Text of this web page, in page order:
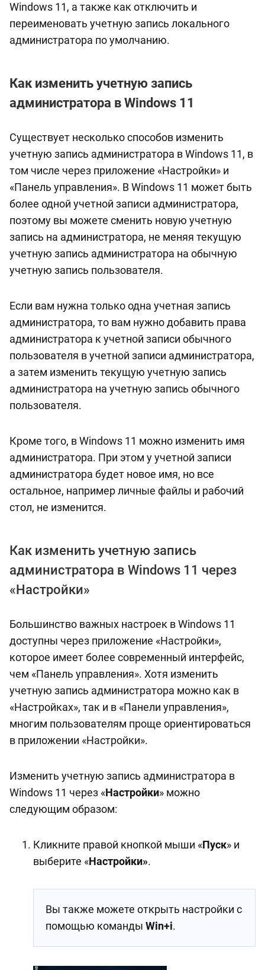
Windows 11, а также как отключить и
переименовать учетную запись локального
администратора по умолчанию.
Как изменить учетную запись
администратора в Windows 11
Существует несколько способов изменить
учетную запись администратора в Windows 11, в
том числе через приложение «Настройки» и
«Панель управления». В Windows 11 может быть
более одной учетной записи администратора,
поэтому вы можете сменить новую учетную
запись на администратора, не меняя текущую
учетную запись администратора на обычную
учетную запись пользователя.
Если вам нужна только одна учетная запись
администратора, то вам нужно добавить права
администратора к учетной записи обычного
пользователя в учетной записи администратора,
а затем изменить текущую учетную запись
администратора на учетную запись обычного
пользователя.
Кроме того, в Windows 11 можно изменить имя
администратора. При этом у учетной записи
администратора будет новое имя, но все
остальное, например личные файлы и рабочий
стол, не изменится.
Как изменить учетную запись
администратора в Windows 11 через
«Настройки»
Большинство важных настроек в Windows 11
доступны через приложение «Настройки»,
которое имеет более современный интерфейс,
чем «Панель управления». Хотя изменить
учетную запись администратора можно как в
«Настройках», так и в «Панели управления»,
многим пользователям проще ориентироваться
в приложении «Настройки».
Изменить учетную запись администратора в
Windows 11 через «Настройки» можно
следующим образом:
Кликните правой кнопкой мыши «Пуск» и
выберите «Настройки».
Вы также можете открыть настройки с
помощью команды Win+i.